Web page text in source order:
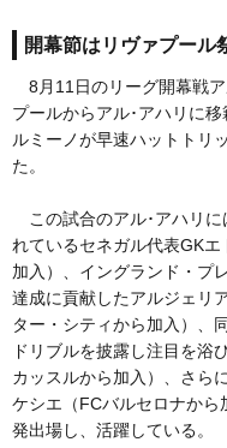
開幕節はリヴァプール
8月11日のリーグ開幕戦
プールからアル･アハリに
ルミーノが早速ハットトリ
た。
この試合のアル･アハリに
れているセネガル代表GK
加入）、イングランド・プ
達成に貢献したアルジェリ
ター・シティから加入）、
ドリブルを披露し注目を浴
カッスルから加入）、さら
ケシエ（FCバルセロナか
発出場し、活躍している。